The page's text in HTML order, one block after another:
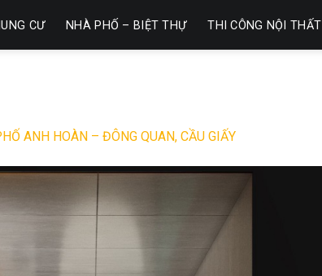
CƯ NHÀ PHỐ – BIỆT THỰ THI CÔNG NỘI THẤT
ANH HOÀN – ĐÔNG QUAN, CẦU GIẤY